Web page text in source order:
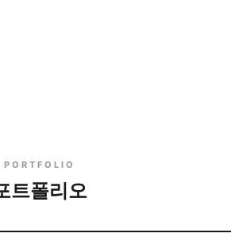
PORTFOLIO
트폴리오